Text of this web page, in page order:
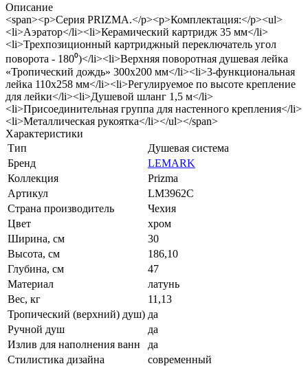
Описание
<span><p>Серия PRIZMA.</p><p>Комплектация:</p><ul>
<li>Аэратор</li><li>Керамический картридж 35 мм</li>
<li>Трехпозиционный картриджный переключатель угол
поворота - 180⁰)</li><li>Верхняя поворотная душевая лейка
«Тропический дождь» 300х200 мм</li><li>3-функциональная
лейка 110x258 мм</li><li>Регулируемое по высоте крепление
для лейки</li><li>Душевой шланг 1,5 м</li>
<li>Присоединительная группа для настенного крепления</li>
<li>Металлическая рукоятка</li></ul></span>
Характеристики
Тип
Душевая система
Бренд
LEMARK
Коллекция
Prizma
Артикул
LM3962C
Страна производитель
Чехия
Цвет
хром
Ширина, см
30
Высота, см
186,10
Глубина, см
47
Материал
латунь
Вес, кг
11,13
Тропический (верхний) душ) да
Ручной душ
да
Излив для наполнения ванн
да
Стилистика дизайна
современный